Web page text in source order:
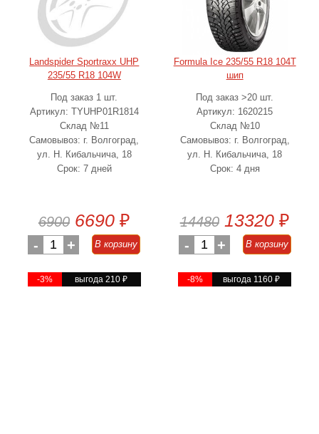
Landspider Sportraxx UHP
235/55 R18 104W
Под заказ 1 шт.
Артикул: TYUHP01R1814
Склад №11
Самовывоз: г. Волгоград,
ул. Н. Кибальчича, 18
Срок: 7 дней
6900 6690 ₽
- 1 + В корзину
-3% выгода 210₽
Formula Ice 235/55 R18 104T
шип
Под заказ >20 шт.
Артикул: 1620215
Склад №10
Самовывоз: г. Волгоград,
ул. Н. Кибальчича, 18
Срок: 4 дня
14480 13320 ₽
- 1 + В корзину
-8% выгода 1160₽